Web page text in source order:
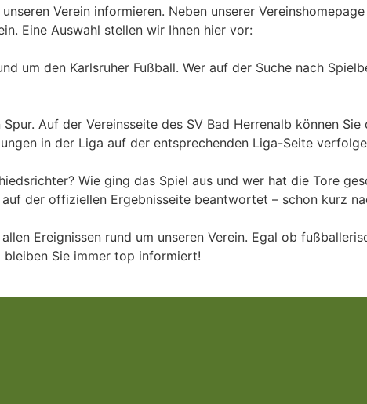
Verein informieren. Neben unserer
Eine Auswahl stellen wir Ihnen hier vor:
um den Karlsruher Fußball. Wer auf der Suche nach
Auf der Vereinsseite des SV Bad Herrenalb können Sie
in der Liga auf der entsprechenden Liga-Seite
Wie ging das Spiel aus und wer hat die Tore
der offiziellen Ergebnisseite beantwortet – schon kurz
Ereignissen rund um unseren Verein. Egal ob
Sie immer top informiert!